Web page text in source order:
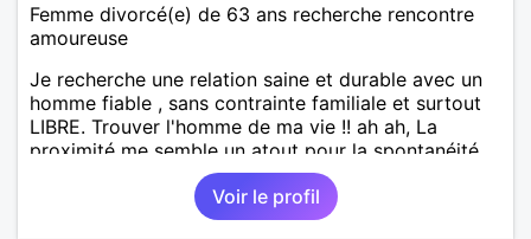
Femme divorcé(e) de 63 ans recherche rencontre
amoureuse
Je recherche une relation saine et durable avec un
homme fiable , sans contrainte familiale et surtout
LIBRE. Trouver l'homme de ma vie !! ah ah, La
proximité me semble un atout pour la spontanéité
de la relation !! A bon entendeur !
Voir le profil